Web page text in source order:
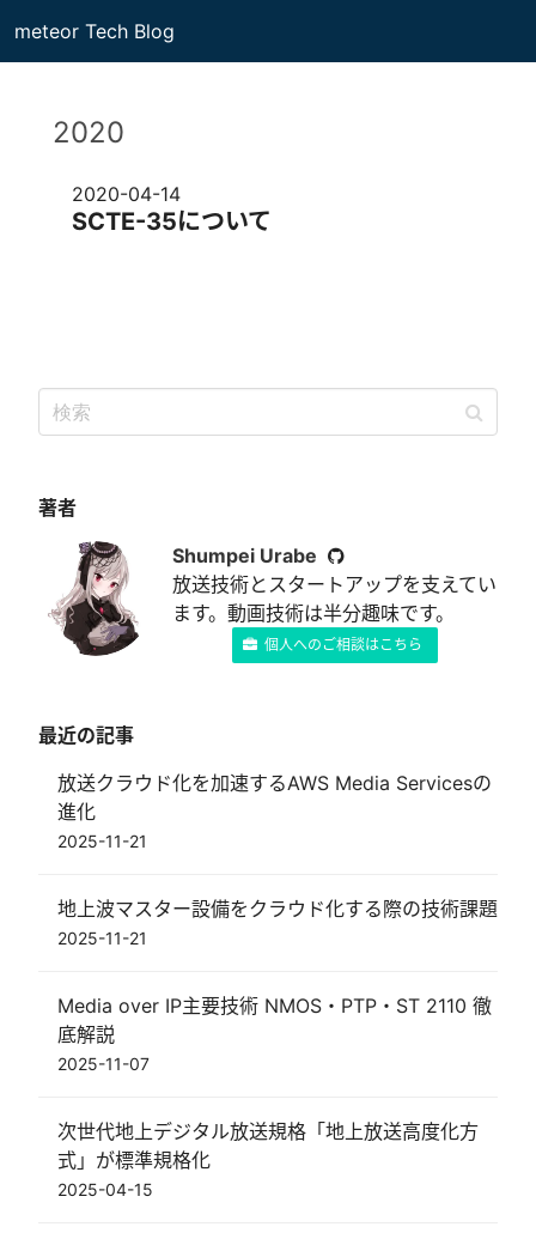
meteor Tech Blog
2020
2020-04-14
SCTE-35について
著者
Shumpei Urabe
放送技術とスタートアップを支えてい
ます。動画技術は半分趣味です。
個人へのご相談はこちら
最近の記事
放送クラウド化を加速するAWS Media Servicesの
進化
2025-11-21
地上波マスター設備をクラウド化する際の技術課題
2025-11-21
Media over IP主要技術 NMOS・PTP・ST 2110 徹
底解説
2025-11-07
次世代地上デジタル放送規格「地上放送高度化方
式」が標準規格化
2025-04-15